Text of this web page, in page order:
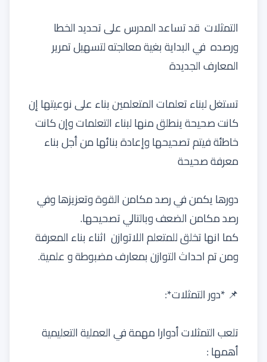
التمثلات قد تساعد المدرس على تحديد الخطا
ورصده في البداية بغية معالجته لتسهيل تمرير
المعارف الجديدة
تستغل لبناء تعلمات المتعلمين بناء على نوعيتها إن
كانت صحيحة ينطلق منها لبناء التعلمات وإن كانت
خاطئة فيتم تصحيحها وإعادة بنائها من أجل بناء
معرفة صحيحة
دورها يكمن في رصد مكامن القوة وتعزيزها وفي
رصد مكامن الضعف وبالتالي تصحيحها.
كما انها تخلق للمتعلم اللاتوازن اثناء بناء المعرفة
ومن تم احداث التوازن بمعارف مضبوطة و علمية.
📌 *دور التمثلات*:
تلعب التمثلات أدوارا مهمة في العملية التعليمية
أهمها :